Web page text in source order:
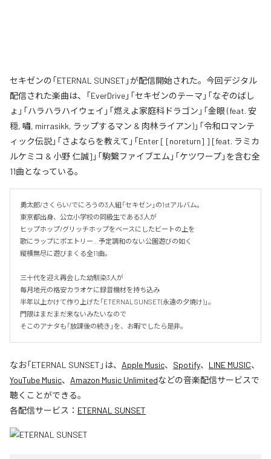
セキゼンの「ETERNAL SUNSET」が配信開始された。今回デジタル
配信された楽曲は、「EverDrive」「セキゼンのテーマ」「なぞのばし
ょ」「ハラハラハイウェイ」「燃えよ家庭科ドラゴン」「金眼 (feat. 安
穏, 嘯, mirrasikk, ラップするマン & 肉林ライアン)」「令和ロマンテ
ィック伝説」「さよならを教えて」「Enter [ [noreturn] ] [feat. ラミカ
ルケミコ & 小野 仁誠]」「駒繋ファイブエム」「ケツワープ」を含む全
11曲となっている。
勇太郎/さくらい/でにろうの3人組「セキゼン」の1stアルバム。
東京都出身、公立小学校の同級生である3人が
ヒップホップ/グリッチホップをベースにしたビートの上を
歌にラップにポエトリー…予定調和のない公園遊びの如く
縦横無尽に遊びまくる全11曲。
三十代を迎え再会した幼馴染3人が
毎月地元の格安カラオケに録音機材を持ち込み
半年以上かけて作り上げた「ETERNAL SUNSET(永遠の夕焼け)」。
門限はまだまだ来ないみたいなので
そこのアナタも「放課後の続き」を、お暇でしたら是非。
なお「ETERNAL SUNSET 」は、 Apple Music、 Spotify、 LINE MUSIC、
YouTube Music、 Amazon Music Unlimitedなどの音楽配信サービスで
聴くことができる。
各配信サービス： ETERNAL SUNSET